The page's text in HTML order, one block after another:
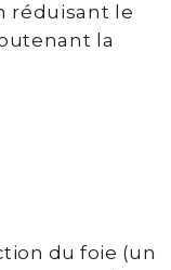
réduisant le
la
du foie (un